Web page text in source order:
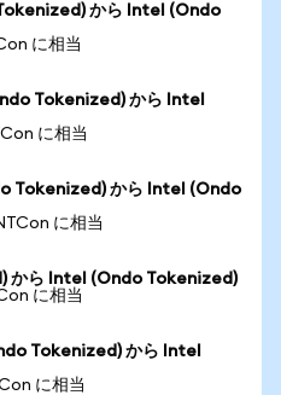
から Intel (Ondo
に相当
Tokenized) から Intel
に相当
Tokenized) から Intel (Ondo
に相当
から Intel (Ondo Tokenized)
に相当
Tokenized) から Intel
に相当